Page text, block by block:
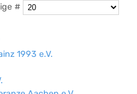
#
1993 e.V.